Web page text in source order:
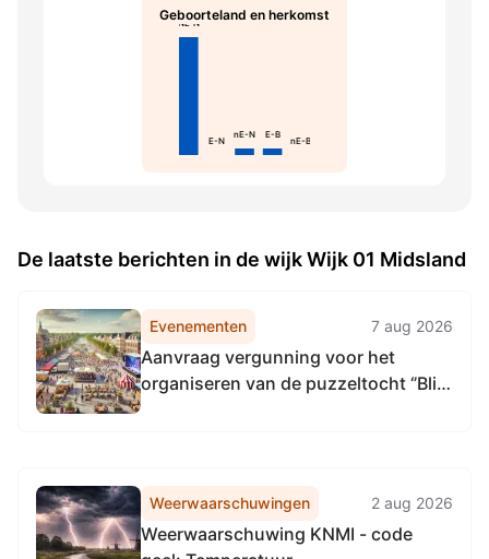
Geboorteland en herkomst
NL-N
E-N
nE-N E-B
nE-B
De laatste berichten in de wijk Wijk 01 Midsland
Evenementen 7 aug 2026
Aanvraag vergunning voor het
organiseren van de puzzeltocht ‘’Blik
Weerwaarschuwingen 2 aug 2026
Weerwaarschuwing KNMI - code